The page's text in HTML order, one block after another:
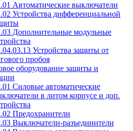
Автоматические выключатели
Устройства дифференциальной
Дополнительные модульные
Устройства защиты от
пробоя
оборудование защиты и
Силовые автоматические
в литом корпусе и доп.
Предохранители
Выключатели-разъединители